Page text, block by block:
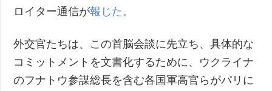
ロイター通信が報じた 。
外交官たちは、この首脳会談に先立ち、具体的な
コミットメントを文書化するために、ウクライナ
のフナトウ参謀総長を含む各国軍高官らがパリに